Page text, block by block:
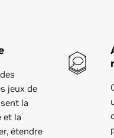
jeux de
la
et la
étendre